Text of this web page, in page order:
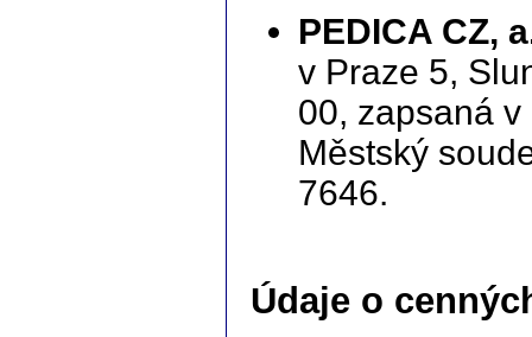
PEDICA CZ,
v Praze 5,
00, zapsaná
Městský
7646.
Údaje o